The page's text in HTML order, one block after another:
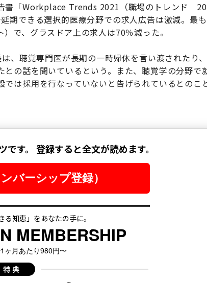
書「Workplace Trends 2021（職場のトレンド
期できる選択的医療分野での求人広告は激減。最
で、グラスドア上の求人は70％減った。
、聴覚専門医が長期の一時帰休を言い渡されたり
の話を聞いているという。また、聴覚学の分野で
は採用を行なっていないと告げられているとのこ